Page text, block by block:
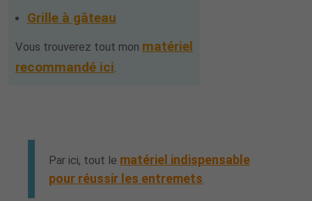
Grille à gâteau
Vous trouverez tout mon matériel
recommandé ici
Par ici, tout le matériel indispensable
pour réussir les entremets.